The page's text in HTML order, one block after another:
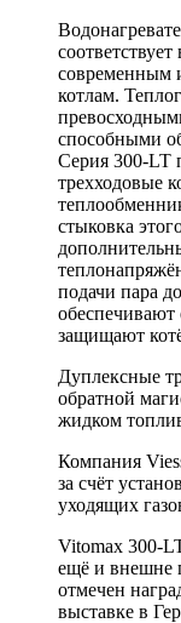
современным
котлам.
способными
Серия 300-LT
трехходовые
стыковка
подачи пара
защищают
Дуплексные
обратной
жидком
Компания
за счёт
уходящих
Vitomax 300-
ещё и внешне
отмечен
выставке в